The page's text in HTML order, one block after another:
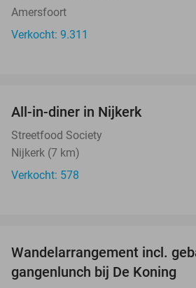
Amersfoort
Verkocht: 9.311
All-in-diner in Nijkerk
Streetfood Society
Nijkerk (7 km)
Verkocht: 578
Wandelarrangement incl.
gangenlunch bij De Koning